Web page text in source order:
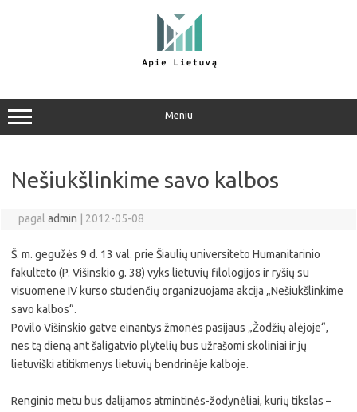
Meniu
Nešiukšlinkime savo kalbos
pagal admin 2012-05-08
Š. m. gegužės 9 d. 13 val. prie Šiaulių universiteto Humanitarinio
fakulteto (P. Višinskio g. 38) vyks lietuvių filologijos ir ryšių su
visuomene IV kurso studenčių organizuojama akcija „Nešiukšlinkime
savo kalbos“.
Povilo Višinskio gatve einantys žmonės pasijaus „Žodžių alėjoje“,
nes tą dieną ant šaligatvio plytelių bus užrašomi skoliniai ir jų
lietuviški atitikmenys lietuvių bendrinėje kalboje.
Renginio metu bus dalijamos atmintinės-žodynėliai, kurių tikslas –